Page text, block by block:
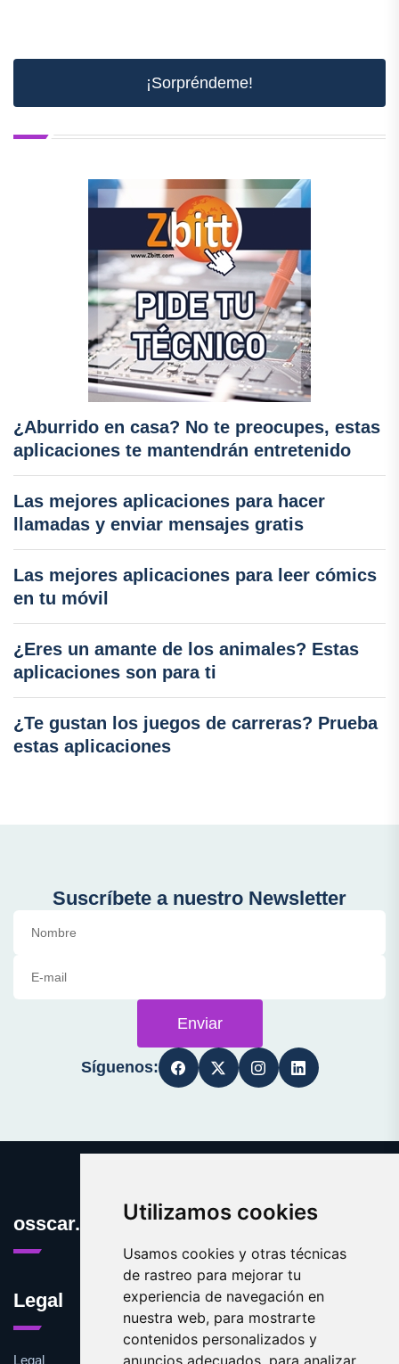
Utilizamos cookies
Usamos cookies y otras técnicas
de rastreo para mejorar tu
experiencia de navegación en
nuestra web, para mostrarte
contenidos personalizados y
anuncios adecuados, para analizar
¡Sorpréndeme!
¿Aburrido en casa? No te preocupes, estas
aplicaciones te mantendrán entretenido
Las mejores aplicaciones para hacer
llamadas y enviar mensajes gratis
Las mejores aplicaciones para leer cómics
en tu móvil
¿Eres un amante de los animales? Estas
aplicaciones son para ti
¿Te gustan los juegos de carreras? Prueba
estas aplicaciones
Suscríbete a nuestro Newsletter
Enviar
Síguenos:
osscar.com
Legal
Legal